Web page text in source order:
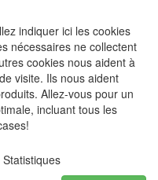
indiquer ici les cookies
nécessaires ne collectent
cookies nous aident à
visite. Ils nous aident
Allez-vous pour un
incluant tous les
Statistiques